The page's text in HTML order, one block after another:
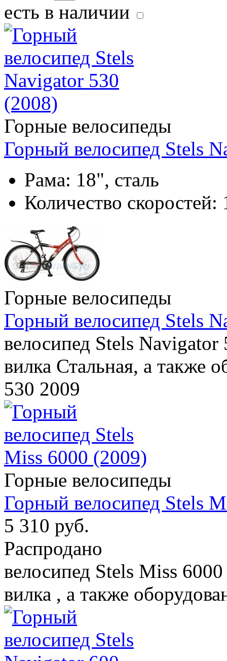
есть в наличии
Горные велосипеды
Горный велосипед Stels
Рама: 18", сталь
Количество скоростей:
Горные велосипеды
Горный велосипед Stels
велосипед Stels
вилка Стальная, а также
530 2009
Горные велосипеды
Горный велосипед Stels
5 310 руб.
Распродано
велосипед Stels Miss
вилка , а также